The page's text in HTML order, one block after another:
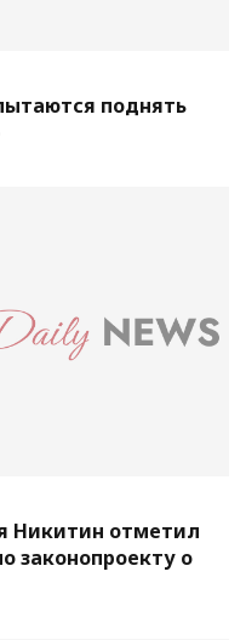
поднять
Никитин отметил
законопроекту о